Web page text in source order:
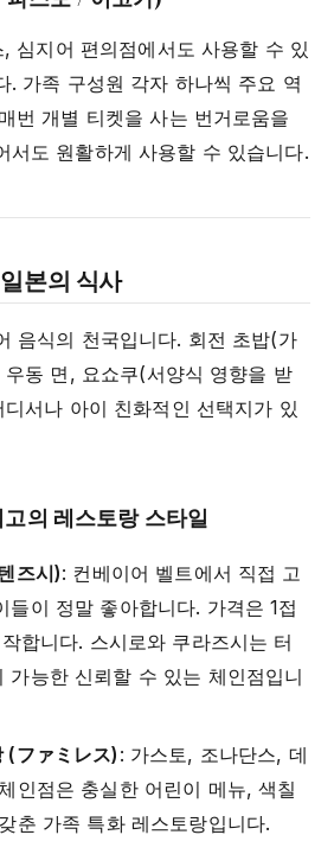
심지어 편의점에서도 사용할 수 있
. 가족 구성원 각자 하나씩 주요 역
번 개별 티켓을 사는 번거로움을
서도 원활하게 사용할 수 있습니다.
본의 식사
음식의 천국입니다. 회전 초밥(가
동 면, 요쇼쿠(서양식 영향을 받
서나 아이 친화적인 선택지가 있
의 레스토랑 스타일
즈시): 컨베이어 벨트에서 직접 고
들이 정말 좋아합니다. 가격은 1접
합니다. 스시로와 쿠라즈시는 터
가능한 신뢰할 수 있는 체인점입니
(ファミレス) : 가스토, 조나단스, 데
인점은 충실한 어린이 메뉴, 색칠
춘 가족 특화 레스토랑입니다.